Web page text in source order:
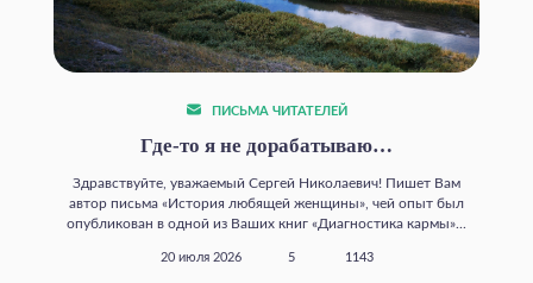
ПИСЬМА ЧИТАТЕЛЕЙ
Где‑то я не дорабатываю…
Здравствуйте, уважаемый Сергей Николаевич! Пишет Вам
автор письма «История любящей женщины», чей опыт был
опубликован в одной из Ваших книг «Диагностика кармы»...
20 июля 2026 5 1143